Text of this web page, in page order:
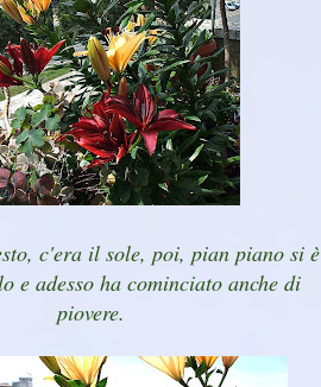
c'era il sole, poi, pian piano si è
e adesso ha cominciato anche di
piovere.